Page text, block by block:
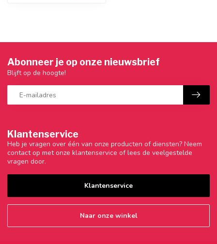
Klantenservice
Heb je vragen over één van onze producten of diensten? Neem
contact op met onze klantenservice of lees de veelgestelde
vragen door.
Klantenservice
Naar onze winkel
Abonneer je op onze nieuwsbrief
Blijft op de hoogte!